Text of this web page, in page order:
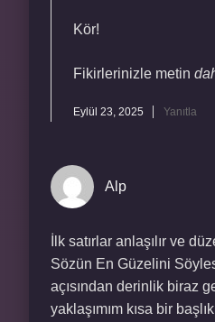
Kör!
Fikirlerinizle metin
Eylül 23, 2025 Yanıtla
Alp
İlk satırlar anlaşılır ve
Sözün En Güzelini
açısından derinlik biraz
yaklaşımım kısa bir